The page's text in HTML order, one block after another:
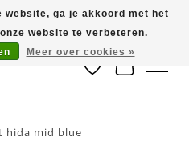
Verlanglijst
hida mid blue
website, ga je akkoord met het
website te verbeteren.
Meer over cookies »